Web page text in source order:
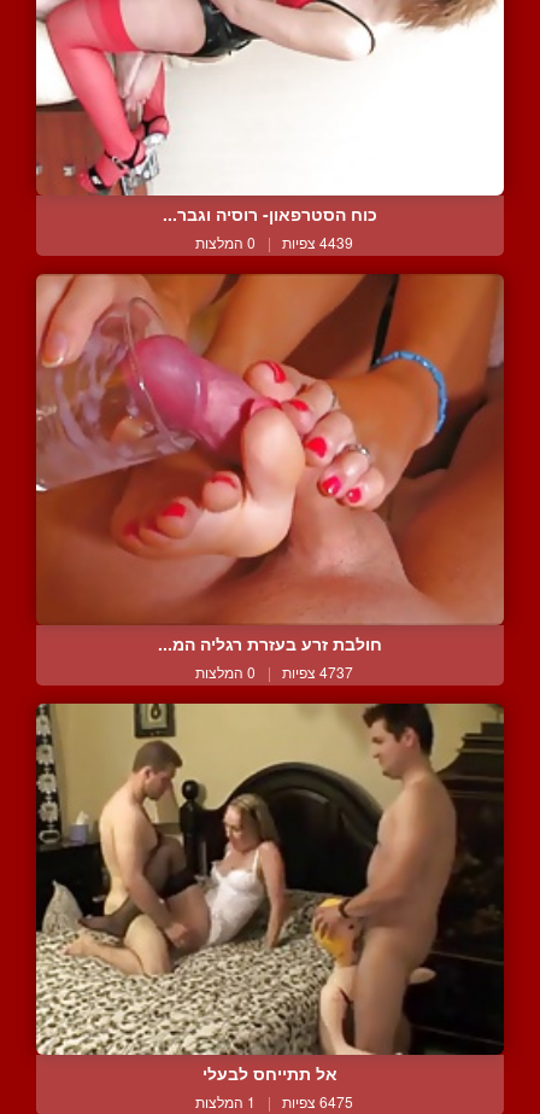
כוח הסטרפאון- רוסיה וגבר...
4439 צפיות | 0 המלצות
חולבת זרע בעזרת רגליה המ...
4737 צפיות | 0 המלצות
אל תתייחס לבעלי
6475 צפיות | 1 המלצות